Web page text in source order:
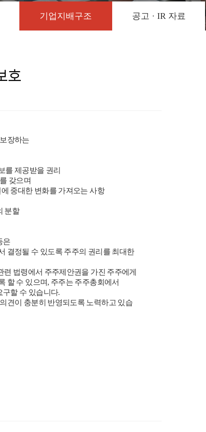
기업지배구조 공고 · IR 자료
호
장하는
를 제공받을 권리
갖으며
중대한 변화를 가져오는 사항
분할
은
결정될 수 있도록 주주의 권리를 최대한
법령에서 주주제안권을 가진 주주에게
할 수 있으며, 주주는 주주총회에서
구할 수 있습니다.
견이 충분히 반영되도록 노력하고 있습